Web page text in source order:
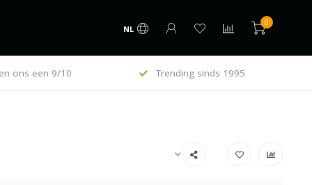
NL
0
ons een 9/10 Trending sinds 1995